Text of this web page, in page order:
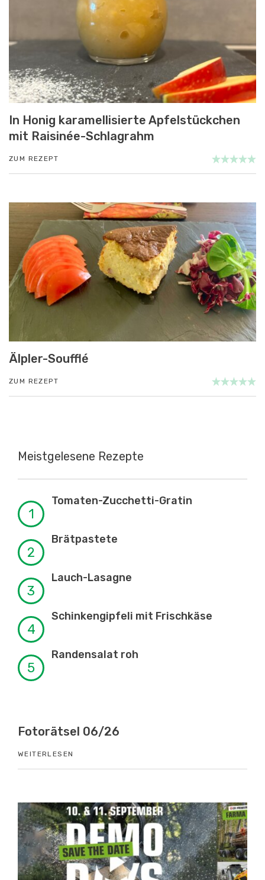
In Honig karamellisierte Apfelstückchen
mit Raisinée-Schlagrahm
ZUM REZEPT
Älpler-Soufflé
ZUM REZEPT
Meistgelesene Rezepte
Tomaten-Zucchetti-Gratin
Brätpastete
Lauch-Lasagne
Schinkengipfeli mit Frischkäse
Randensalat roh
06/26